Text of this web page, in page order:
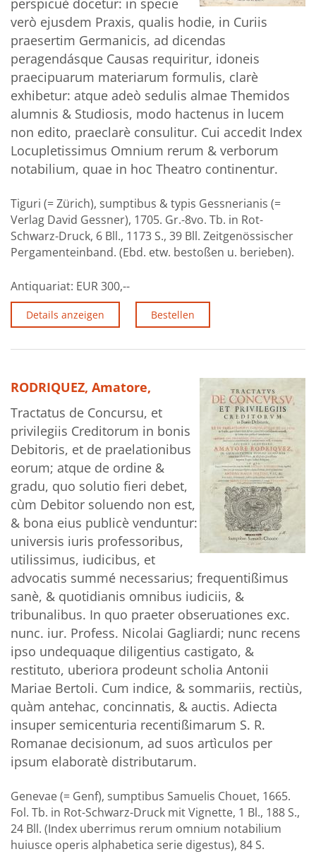
perspicuè docetur: in specie
verò ejusdem Praxis, qualis hodie, in Curiis
praesertim Germanicis, ad dicendas
peragendásque Causas requiritur, idoneis
praecipuarum materiarum formulis, clarè
exhibetur: atque adeò sedulis almae Themidos
alumnis & Studiosis, modo hactenus in lucem
non edito, praeclarè consulitur. Cui accedit Index
Locupletissimus Omnium rerum & verborum
notabilium, quae in hoc Theatro continentur.
Tiguri (= Zürich), sumptibus & typis Gessnerianis (=
Verlag David Gessner), 1705. Gr.-8vo. Tb. in Rot-
Schwarz-Druck, 6 Bll., 1173 S., 39 Bll. Zeitgenössischer
Pergamenteinband. (Ebd. etw. bestoßen u. berieben).
Antiquariat: EUR 300,--
Details anzeigen Bestellen
RODRIQUEZ, Amatore,
Tractatus de Concursu, et
privilegiis Creditorum in bonis
Debitoris, et de praelationibus
eorum; atque de ordine &
gradu, quo solutio fieri debet,
cùm Debitor soluendo non est,
& bona eius publicè venduntur:
universis iuris professoribus,
utilissimus, iudicibus, et
advocatis summé necessarius; frequentißimus
sanè, & quotidianis omnibus iudiciis, &
tribunalibus. In quo praeter obseruationes exc.
nunc. iur. Profess. Nicolai Gagliardi; nunc recens
ipso undequaque diligentius castigato, &
restituto, uberiora prodeunt scholia Antonii
Mariae Bertoli. Cum indice, & sommariis, rectiùs,
quàm antehac, concinnatis, & auctis. Adiecta
insuper semicenturia recentißimarum S. R.
Romanae decisionum, ad suos artìculos per
ipsum elaboratè distributarum.
Genevae (= Genf), sumptibus Samuelis Chouet, 1665.
Fol. Tb. in Rot-Schwarz-Druck mit Vignette, 1 Bl., 188 S.,
24 Bll. (Index uberrimus rerum omnium notabilium
huiusce operis alphabetica serie digestus), 84 S.